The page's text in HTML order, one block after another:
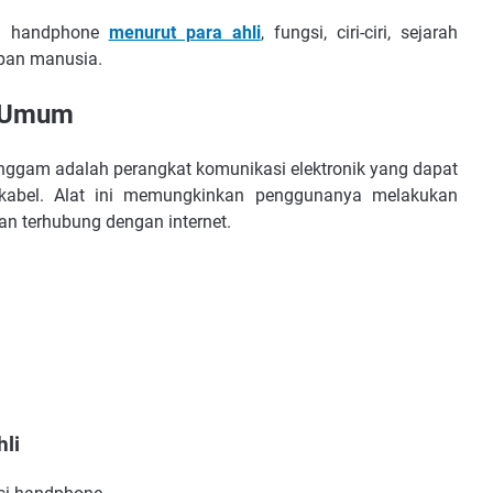
menurut para ahli, fungsi, ciri-ciri, sejarah
manusia.
adalah perangkat komunikasi elektronik yang dapat
Alat ini memungkinkan penggunanya melakukan
terhubung dengan internet.